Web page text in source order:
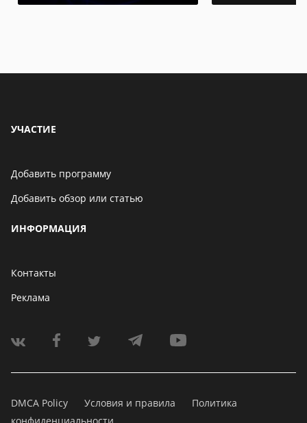
УЧАСТИЕ
Добавить программу
Добавить обзор или статью
ИНФОРМАЦИЯ
Контакты
Реклама
DMCA Policy Условия и правила
Политика